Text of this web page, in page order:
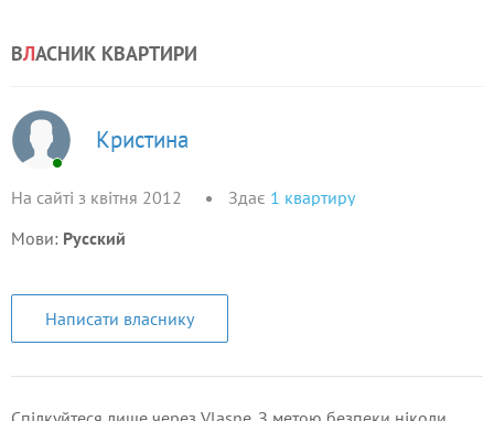
ВЛАСНИК КВАРТИРИ
Кристина
На сайті з квітня 2012 Здає 1 квартиру
Мови: Русский
Написати власнику